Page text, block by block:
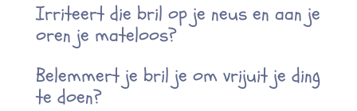
Irriteert die bril op je neus en aan je
oren je mateloos?
Belemmert je bril je om vrijuit je ding
te doen?